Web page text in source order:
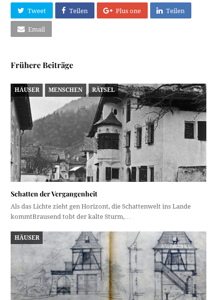
Tweet Teilen Plus one Teilen
Email
Frühere Beiträge
HÄUSER MENSCHEN RÄTSEL
Schatten der Vergangenheit
Als das Lichte zieht gen Horizont, die Schattenwelt ins Lande
kommtBrausend tobt der kalte Sturm,…
HÄUSER